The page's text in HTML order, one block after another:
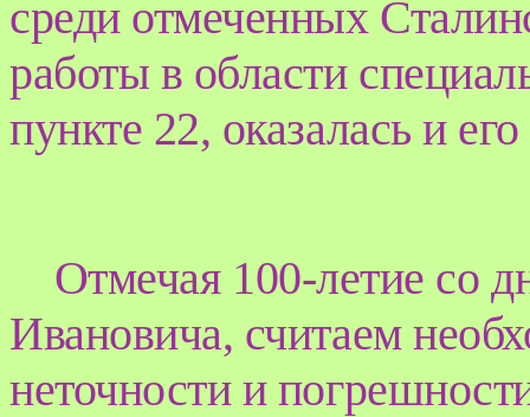
среди отмеченных
работы в области
пункте 22, оказалась и
Отмечая 100-летие со
Ивановича, считаем
неточности и